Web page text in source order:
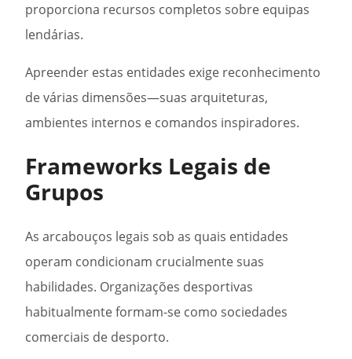
proporciona recursos completos sobre equipas
lendárias.
Apreender estas entidades exige reconhecimento
de várias dimensões—suas arquiteturas,
ambientes internos e comandos inspiradores.
Frameworks Legais de
Grupos
As arcabouços legais sob as quais entidades
operam condicionam crucialmente suas
habilidades. Organizações desportivas
habitualmente formam-se como sociedades
comerciais de desporto.